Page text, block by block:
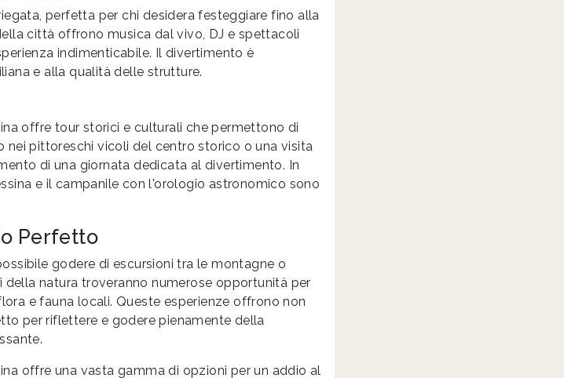
perfetta per chi desidera festeggiare fino alla
città offrono musica dal vivo, DJ e spettacoli
indimenticabile. Il divertimento è
e alla qualità delle strutture.
offre tour storici e culturali che permettono di
nei pittoreschi vicoli del centro storico o una visita
di una giornata dedicata al divertimento. In
e il campanile con l'orologio astronomico sono
Perfetto
godere di escursioni tra le montagne o
della natura troveranno numerose opportunità per
e fauna locali. Queste esperienze offrono non
per riflettere e godere pienamente della
offre una vasta gamma di opzioni per un addio al